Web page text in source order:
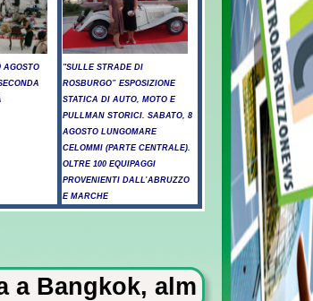
AGOSTO
"SULLE STRADE DI
ROSBURGO” ESPOSIZIONE
STATICA DI AUTO, MOTO E
PULLMAN STORICI. SABATO, 8
AGOSTO LUNGOMARE
CELOMMI (PARTE CENTRALE).
OLTRE 100 EQUIPAGGI
PROVENIENTI DALL’ABRUZZO
E MARCHE
6 morti